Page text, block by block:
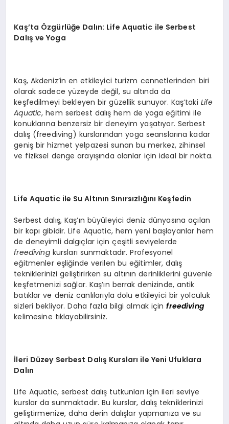
Kaş’ta Özgürlüğe Dalın: Life Aquatic ile Serbest
Dalış ve Yoga
Kaş, Akdeniz’in en etkileyici turizm cennetlerinden biri
olarak sadece yüzeyde değil, su altında da
keşfedilmeyi bekleyen bir güzellik sunuyor. Kaş’taki Life
Aquatic, hem serbest dalış hem de yoga eğitimi ile
konuklarına benzersiz bir deneyim yaşatıyor. Serbest
dalış (freediving) kurslarından yoga seanslarına kadar
geniş bir hizmet yelpazesi sunan bu merkez, zihinsel
ve fiziksel denge arayışında olanlar için ideal bir nokta.
Life Aquatic ile Su Altının Sınırsızlığını Keşfedin
Serbest dalış, Kaş’ın büyüleyici deniz dünyasına açılan
bir kapı gibidir. Life Aquatic, hem yeni başlayanlar hem
de deneyimli dalgıçlar için çeşitli seviyelerde
freedivingkursları sunmaktadır. Profesyonel
eğitmenler eşliğinde verilen bu eğitimler, dalış
tekniklerinizi geliştirirken su altının derinliklerini güvenle
keşfetmenizi sağlar. Kaş’ın berrak denizinde, antik
batıklar ve deniz canlılarıyla dolu etkileyici bir yolculuk
sizleri bekliyor. Daha fazla bilgi almak içinfreediving
kelimesine tıklayabilirsiniz.
İleri Düzey Serbest Dalış Kursları ile Yeni Ufuklara
Dalın
Life Aquatic, serbest dalış tutkunları için ileri seviye
kurslar da sunmaktadır. Bu kurslar, dalış tekniklerinizi
geliştirmenize, daha derin dalışlar yapmanıza ve su